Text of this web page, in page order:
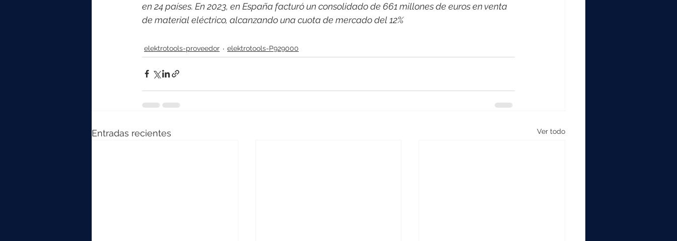
en 24 países. En 2023, en España facturó un consolidado de 661 millones de euros en venta
de material eléctrico, alcanzando una cuota de mercado del 12%
elektrotools-proveedor elektrotools-P929000
Entradas recientes Ver todo